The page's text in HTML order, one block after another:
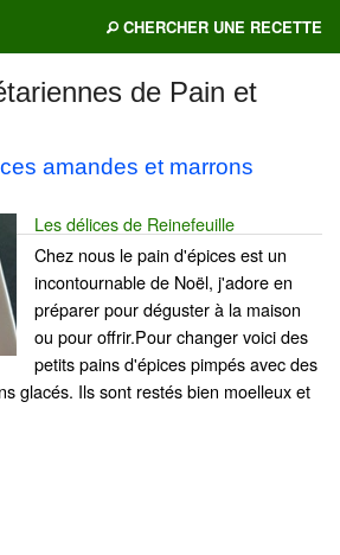
CHERCHER UNE RECETTE
de Pain et
amandes et marrons
Les délices de Reinefeuille
Chez nous le pain d'épices est un
incontournable de Noël, j'adore en
préparer pour déguster à la maison
ou pour offrir.Pour changer voici des
petits pains d'épices pimpés avec des
glacés. Ils sont restés bien moelleux et